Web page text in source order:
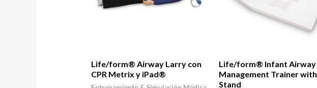
Life/form® Airway Larry con
CPR Metrix y iPad®
Life/form® Infant Airway
Management Trainer with
Stand